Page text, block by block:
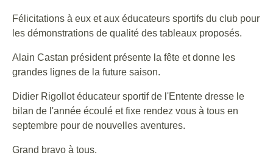
Félicitations à eux et aux éducateurs sportifs du club pour
les démonstrations de qualité des tableaux proposés.
Alain Castan président présente la fête et donne les
grandes lignes de la future saison.
Didier Rigollot éducateur sportif de l'Entente dresse le
bilan de l'année écoulé et fixe rendez vous à tous en
septembre pour de nouvelles aventures.
Grand bravo à tous.